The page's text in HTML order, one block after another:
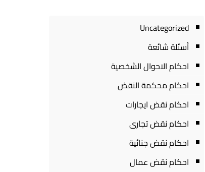
Uncategorized
أسئلة شائعة
احكام الاحوال الشخصية
احكام محكمة النقض
احكام نقض ايجارات
احكام نقض تجارى
احكام نقض جنائية
احكام نقض عمال